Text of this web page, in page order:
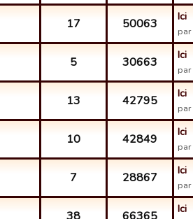
17 50063 Ici
par
5 30663 Ici
par
13 42795 Ici
par
10 42849 Ici
par
7 28867 Ici
par
Ici